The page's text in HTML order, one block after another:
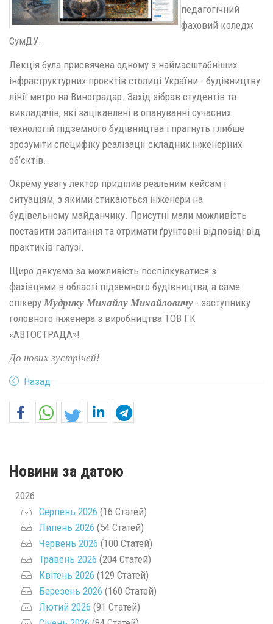
педагогічний
фаховий коледж
СумДУ.
Лекція була присвячена одному з наймасштабніших
інфраструктурних проєктів столиці України - будівництву
лінії метро на Виноградар. Захід зібрав студентів та
викладачів, які зацікавлені в опануванні сучасних
технологій підземного будівництва і прагнуть глибше
зрозуміти специфіку реалізації складних інженерних
об’єктів.
Окрему увагу лектор приділив реальним кейсам і
ситуаціям, з якими стикаються інженери на
будівельному майданчику. Присутні мали можливість
поставити запитання та отримати ґрунтовні відповіді від
практиків галузі.
Щиро дякуємо за можливість поспілкуватися з
фахівцями в області підземного будівництва, а саме
спікеру Мудрику Михайлу Михайловичу - заступнику
головного інженера з виробництва ТОВ ГК
«АВТОСТРАДА»!
До нових зустрічей!
Назад
Новини за датою
2026
Серпень 2026 (16 Статей)
Липень 2026 (54 Статей)
Червень 2026 (100 Статей)
Травень 2026 (204 Статей)
Квітень 2026 (129 Статей)
Березень 2026 (160 Статей)
Лютий 2026 (91 Статей)